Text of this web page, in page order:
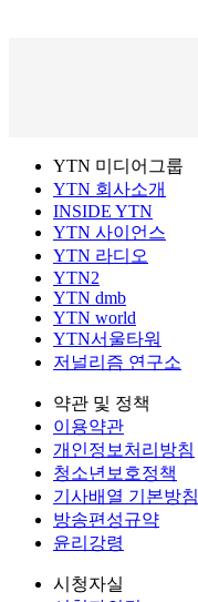
YTN 미디어그룹
YTN 회사소개
INSIDE YTN
YTN 사이언스
YTN 라디오
YTN2
YTN dmb
YTN world
YTN서울타워
저널리즘 연구소
약관 및 정책
이용약관
개인정보처리방침
청소년보호정책
기사배열 기본방침
방송편성규약
윤리강령
시청자실